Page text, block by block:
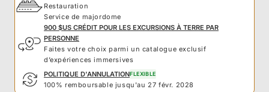
Restauration
Service de majordome
900 $US CRÉDIT POUR LES EXCURSIONS À TERRE PAR
PERSONNE
Faites votre choix parmi un catalogue exclusif
d’expériences immersives
POLITIQUE D'ANNULATIONFLEXIBLE
100% remboursable jusqu'au 27 févr. 2028